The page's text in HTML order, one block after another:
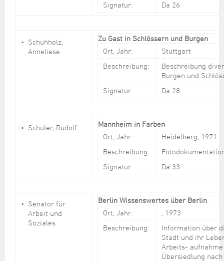
Signatur:
Da 26
Schuhholz,
Anneliese
Zu Gast in Schlössern und Burgen
Ort, Jahr:
Stuttgart
Beschreibung:
Beschreibung
Burgen und
Signatur:
Da 28
Schuler, Rudolf
Mannheim in Farben
Ort, Jahr:
Heidelberg, 1971
Beschreibung:
Signatur:
Da 33
Senator für
Arbeit und
Soziales
Berlin Wissenswertes über Berlin
Ort, Jahr:
, 1973
Beschreibung:
Information über
Stadt und ihr
Arbeits-
Übersiedlung nach